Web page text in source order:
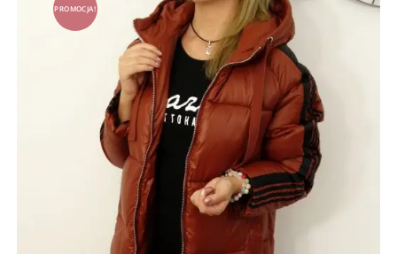
PROMOCJA!